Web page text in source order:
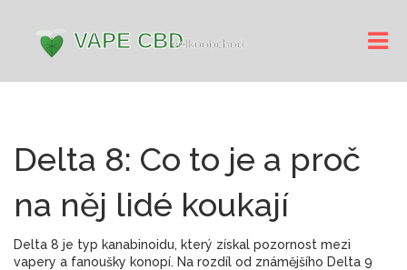
Delta 8: Co to je a proč
na něj lidé koukají
Delta 8 je typ kanabinoidu, který získal pozornost mezi
vapery a fanoušky konopí. Na rozdíl od známějšího Delta 9